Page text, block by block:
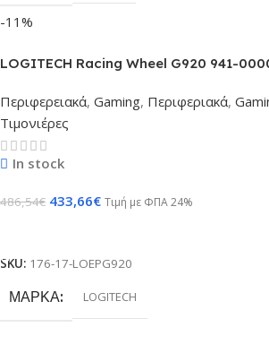
-11%
LOGITECH Racing Wheel G920 941-
Περιφερειακά, Gaming, Περιφεριακά,
Τιμονιέρες
In stock
486,54€ 433,66€ Τιμή με ΦΠΑ 24%
SKU: 176-17-LOEPG920
ΜΆΡΚΑ LOGITECH